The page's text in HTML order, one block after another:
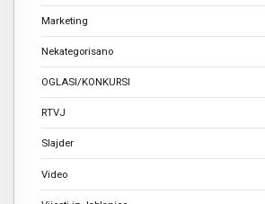
Marketing
Nekategorisano
OGLASI/KONKURSI
RTVJ
Slajder
Video